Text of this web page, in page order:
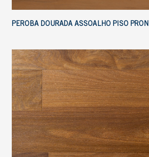
PEROBA DOURADA ASSOALHO PISO